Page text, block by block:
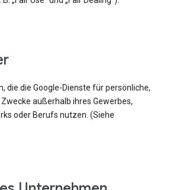
die die Google-Dienste für persönliche,
außerhalb ihres Gewerbes,
oder Berufs nutzen. (Siehe